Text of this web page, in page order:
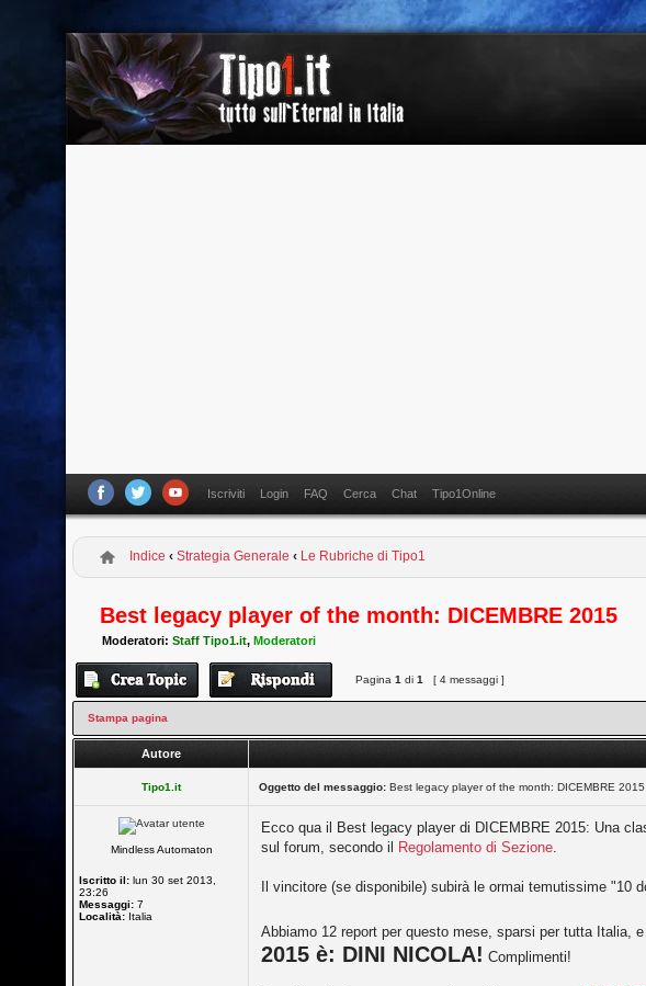
Iscriviti Login FAQ Cerca Chat Tipo1Online
Indice ‹ Strategia Generale ‹ Le Rubriche di Tipo1
Best legacy player of the month: DICEMBRE 2015
Moderatori:Staff Tipo1.it,Moderatori
Pagina1 di1 [ 4 messaggi ]
Stampa pagina
Autore
Tipo1.it Oggetto del messaggio: Best legacy player of the month: DICEMBRE 2015
Mindless Automaton
Iscritto il: lun 30 set 2013,
23:26
Messaggi: 7
Località: Italia
Ecco qua il Best legacy player di DICEMBRE 2015: Una
sul forum, secondo il
Regolamento di Sezione.
Il vincitore (se disponibile) subirà le ormai temutissime "10
Abbiamo 12 report per questo mese, sparsi per tutta Italia,
2015 è: DINI NICOLA! Complimenti!